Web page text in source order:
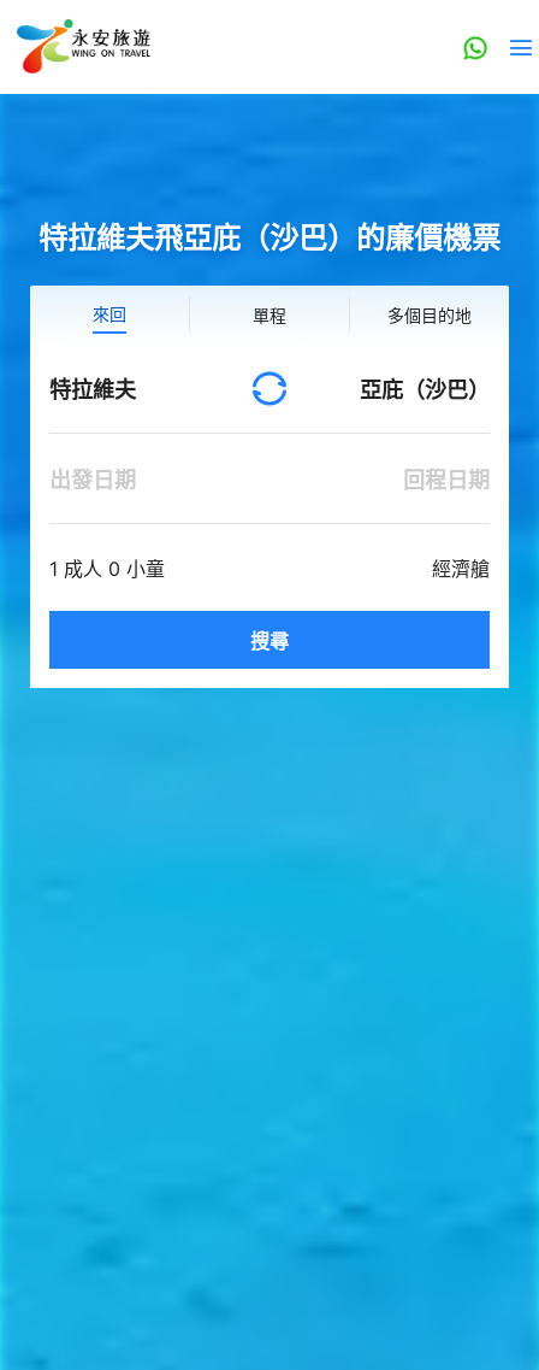
特拉維夫飛亞庇（沙巴）的廉價機票
來回 單程 多個目的地
特拉維夫 亞庇（沙巴）
出發日期 回程日期
1 成人 0 小童 經濟艙
搜尋